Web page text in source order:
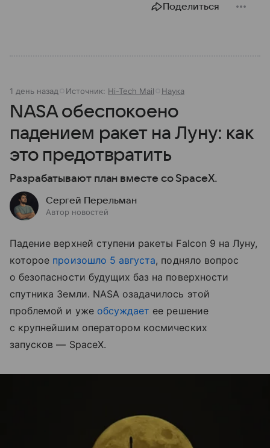
Поделиться
1 день назад Источник: Hi-Tech Mail Наука
NASA обеспокоено
падением ракет на Луну: как
это предотвратить
Разрабатывают план вместе со SpaceX.
Сергей Перельман
Автор новостей
Падение верхней ступени ракеты Falcon 9 на Луну,
которое произошло 5 августа, подняло вопрос
о безопасности будущих баз на поверхности
спутника Земли. NASA озадачилось этой
проблемой и уже обсуждает ее решение
с крупнейшим оператором космических
запусков — SpaceX.